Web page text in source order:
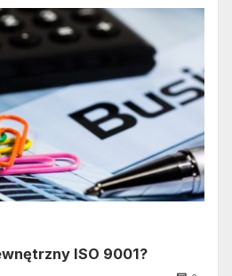
ISO 9001?